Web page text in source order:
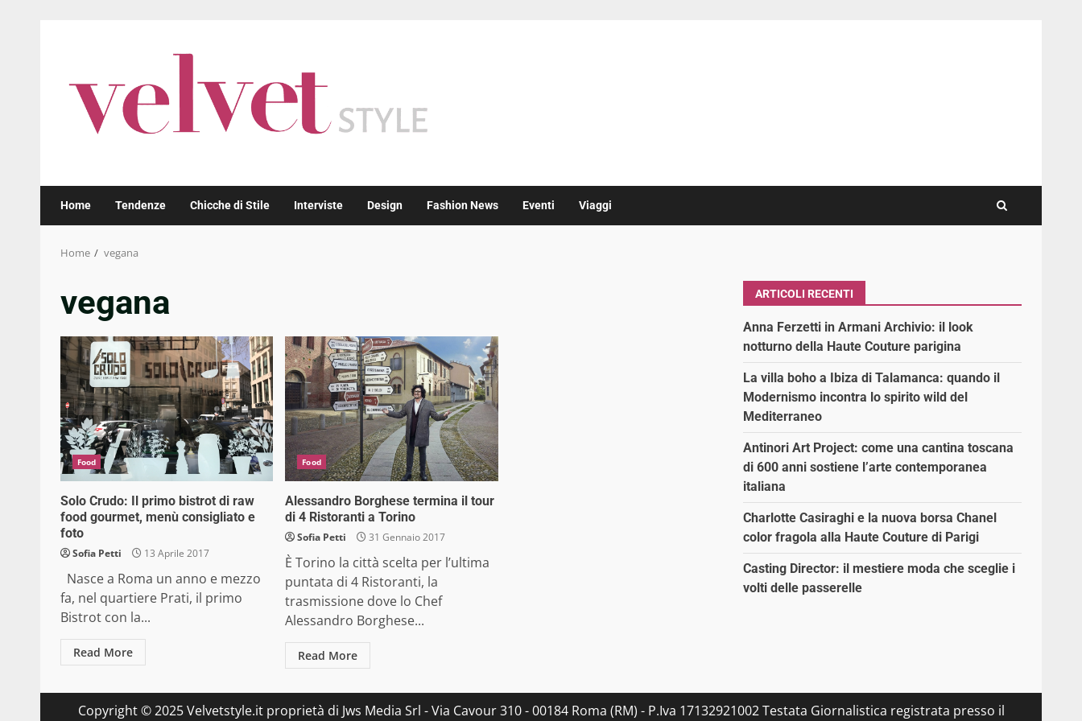
Home Tendenze Chicche di Stile Interviste Design Fashion News Eventi Viaggi
Home vegana
vegana
Food
Solo Crudo: Il primo bistrot di raw
food gourmet, menù consigliato e
foto
Sofia Petti 13 Aprile 2017
Nasce a Roma un anno e mezzo
fa, nel quartiere Prati, il primo
Bistrot con la...
Read More
Food
Alessandro Borghese termina il tour
di 4 Ristoranti a Torino
Sofia Petti 31 Gennaio 2017
È Torino la città scelta per l’ultima
puntata di 4 Ristoranti, la
trasmissione dove lo Chef
Alessandro Borghese...
Read More
ARTICOLI RECENTI
Anna Ferzetti in Armani Archivio: il look
notturno della Haute Couture parigina
La villa boho a Ibiza di Talamanca: quando il
Modernismo incontra lo spirito wild del
Mediterraneo
Antinori Art Project: come una cantina toscana
di 600 anni sostiene l’arte contemporanea
italiana
Charlotte Casiraghi e la nuova borsa Chanel
color fragola alla Haute Couture di Parigi
Casting Director: il mestiere moda che sceglie i
volti delle passerelle
Copyright © 2025 Velvetstyle.it proprietà di Jws Media Srl - Via Cavour 310 - 00184 Roma (RM) - P.Iva 17132921002 Testata Giornalistica registrata presso il